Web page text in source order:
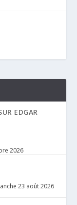
EDGAR
2026
23 août 2026